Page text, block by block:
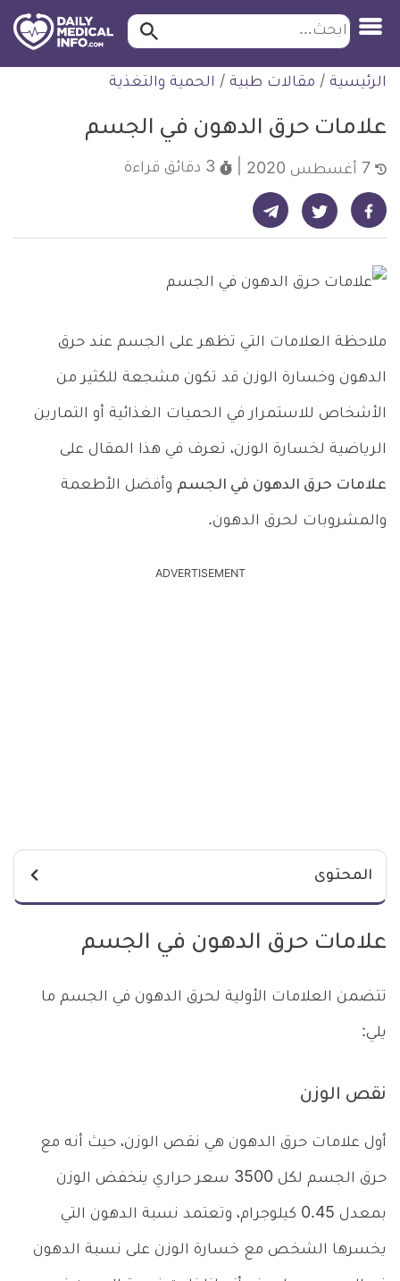
التخطي
للمحتوى
طبية
ابحث ابحث…
الرئيسية / مقالات طبية / الحمية والتغذية
علامات حرق الدهون في الجسم
3 دقائق قراءة
شارك على فيسبوك - ديلي ميديكال انفو شارك على تويتر - ديلي ميديكال انفو شارك على تيليجرام - ديلي ميديكال انفو
ملاحظة العلامات التي تظهر على الجسم عند حرق
الدهون وخسارة الوزن قد تكون مشجعة للكثير من
الأشخاص للاستمرار في الحميات الغذائية أو التمارين
الرياضية لخسارة الوزن، تعرف في هذا المقال على
علامات حرق الدهون في الجسم وأفضل الأطعمة
والمشروبات لحرق الدهون.
ADVERTISEMENT
المحتوى
علامات حرق الدهون في الجسم
تتضمن العلامات الأولية لحرق الدهون في الجسم ما
يلي:
نقص الوزن
أول علامات حرق الدهون هي نقص الوزن، حيث أنه مع
حرق الجسم لكل 3500 سعر حراري ينخفض الوزن
بمعدل 0.45 كيلوجرام، وتعتمد نسبة الدهون التي
يخسرها الشخص مع خسارة الوزن على نسبة الدهون